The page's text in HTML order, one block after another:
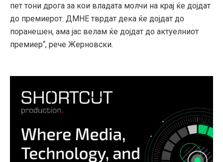
пет тони дрога за кои владата молчи на крај ќе дојдат
до премиерот. ДМНЕ тврдат дека ќе дојдат до
поранешен, ама јас велам ќе дојдат до актуелниот
премиер“, рече Жерновски.